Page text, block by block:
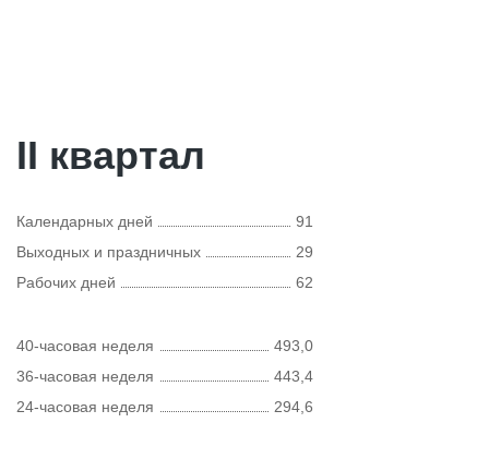
II квартал
Календарных дней
91
Выходных и праздничных
29
Рабочих дней
62
40-часовая неделя
493,0
36-часовая неделя
443,4
24-часовая неделя
294,6